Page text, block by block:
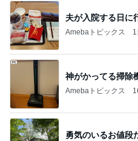
夫が入院する日に
Amebaトピックス
神がかってる掃除
Amebaトピックス
勇気のいるお値段